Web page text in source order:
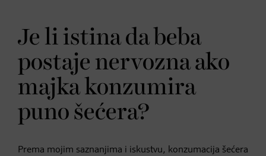
Je li istina da beba
postaje nervozna ako
majka konzumira
puno šećera?
Prema mojim saznanjima i iskustvu, konzumacija šećera